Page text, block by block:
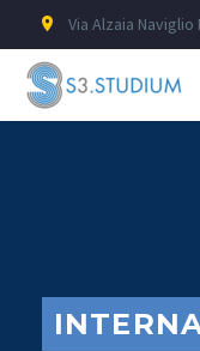

 Via Alzaia Naviglio